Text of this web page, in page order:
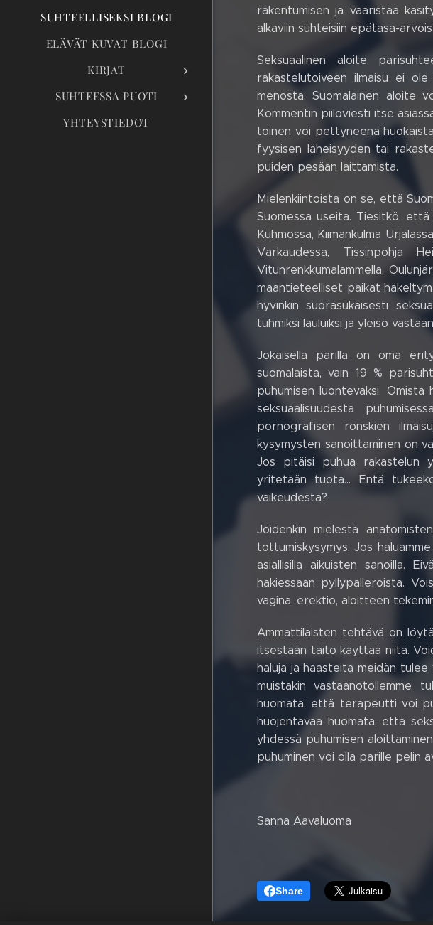
SUHTEELLISEKSI BLOGI
ELÄVÄT KUVAT BLOGI
KIRJAT
SUHTEESSA PUOTI
YHTEYSTIEDOT
rakentumisen ja vääristää
alkaviin suhteisiin epätasa-
Seksuaalinen aloite
rakastelutoiveen ilmaisu ei
menosta. Suomalainen aloite
Kommentin piiloviesti itse
toinen voi pettyneenä
fyysisen läheisyyden tai
puiden pesään laittamista.
Mielenkiintoista on se, että
Suomessa useita. Tiesitkö,
Kuhmossa, Kiimankulma
Varkaudessa, Tissinpohja
Vitunrenkkumalammella,
maantieteelliset paikat
hyvinkin suorasukaisesti
tuhmiksi lauluiksi ja yleisö
Jokaisella parilla on oma
suomalaista, vain 19 %
puhumisen luontevaksi.
seksuaalisuudesta
pornografisen ronskien
kysymysten sanoittaminen on
Jos pitäisi puhua rakastelun
yritetään tuota... Entä
vaikeudesta?
Joidenkin mielestä
tottumiskysymys. Jos
asiallisilla aikuisten sanoilla.
hakiessaan pyllypalleroista.
vagina, erektio, aloitteen
Ammattilaisten tehtävä on
itsestään taito käyttää niitä.
haluja ja haasteita meidän
muistakin vastaanotollemme
huomata, että terapeutti voi
huojentavaa huomata, että
yhdessä puhumisen
puhuminen voi olla parille pelin
Sanna Aavaluoma
Share